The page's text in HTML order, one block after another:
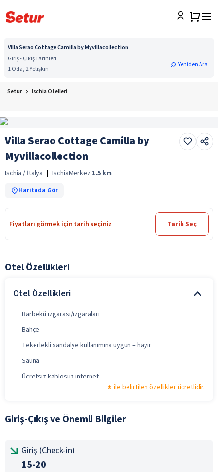
Villa Serao Cottage Camilla by Myvillacollection
Giriş - Çıkış Tarihleri
1 Oda, 2 Yetişkin
Yeniden Ara
Setur Ischia Otelleri
Villa Serao Cottage Camilla by
Myvillacollection
Ischia / İtalya | IschiaMerkez:1.5 km
Haritada Gör
Fiyatları görmek için tarih seçiniz Tarih Seç
Otel Özellikleri
Otel Özellikleri
Barbekü ızgarası/ızgaraları
Bahçe
Tekerlekli sandalye kullanımına uygun – hayır
Sauna
Ücretsiz kablosuz internet
ile belirtilen özellikler ücretlidir.
Giriş-Çıkış ve Önemli Bilgiler
Giriş (Check-in)
15-20